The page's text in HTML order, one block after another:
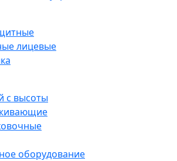
лицевые
с высоты
оборудование